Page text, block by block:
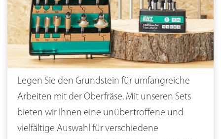
Legen Sie den Grundstein für umfangreiche
Arbeiten mit der Oberfräse. Mit unseren Sets
bieten wir Ihnen eine unübertroffene und
vielfältige Auswahl für verschiedene